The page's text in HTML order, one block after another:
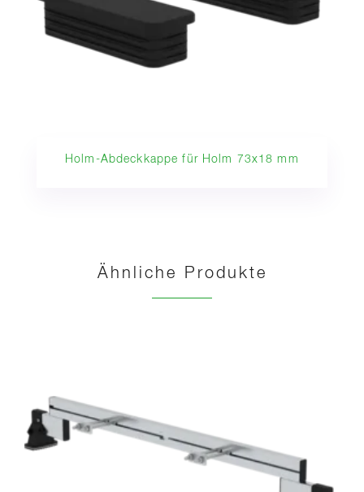
Holm-Abdeckkappe für Holm 73x18 mm
Ähnliche Produkte